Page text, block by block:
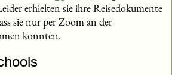
erhielten sie ihre Reisedokumente
sie nur per Zoom an der
konnten.